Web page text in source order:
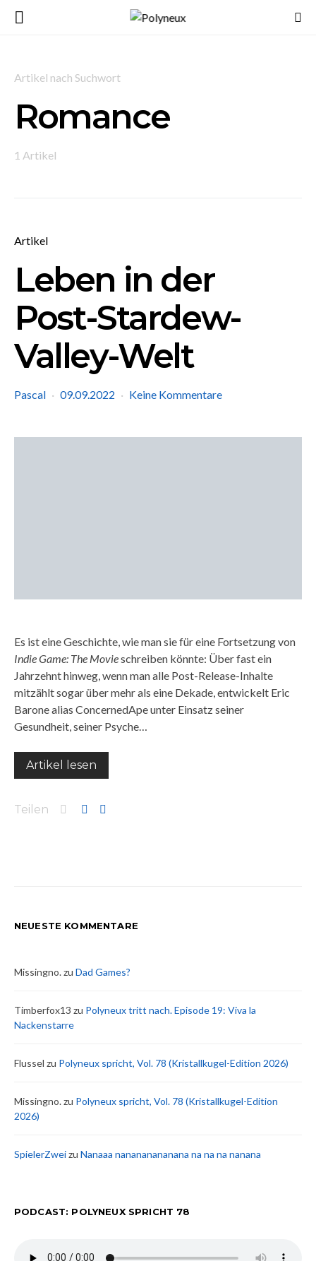
Artikel nach Suchwort
Romance
1 Artikel
Artikel
Leben in der
Post-Stardew-
Valley-Welt
Pascal 09.09.2022 Keine Kommentare
Es ist eine Geschichte, wie man sie für eine Fortsetzung von
Indie Game: The Movieschreiben könnte: Über fast ein
Jahrzehnt hinweg, wenn man alle Post-Release-Inhalte
mitzählt sogar über mehr als eine Dekade, entwickelt Eric
Barone alias ConcernedApe unter Einsatz seiner
Gesundheit, seiner Psyche…
Artikel lesen
Teilen
NEUESTE KOMMENTARE
Missingno.zu Dad Games?
Timberfox13 zu Polyneux tritt nach. Episode 19: Viva la
Nackenstarre
Flussel zu Polyneux spricht, Vol. 78 (Kristallkugel-Edition 2026)
Missingno.zu Polyneux spricht, Vol. 78 (Kristallkugel-Edition
2026)
SpielerZweizu Nanaaa nanananananana na na na nanana
PODCAST: POLYNEUX SPRICHT 78